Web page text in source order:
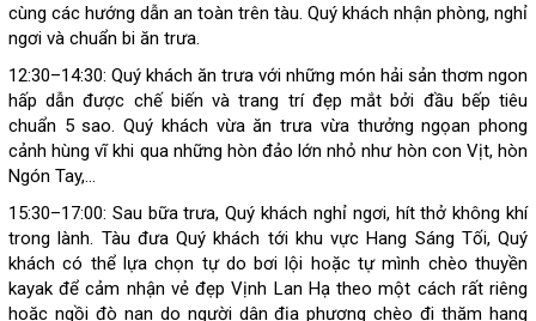
cùng các hướng dẫn an toàn trên tàu. Quý khách nhận phòng, nghỉ
ngơi và chuẩn bi ăn trưa.
12:30–14:30: Quý khách ăn trưa với những món hải sản thơm ngon
hấp dẫn được chế biến và trang trí đẹp mắt bởi đầu bếp tiêu
chuẩn 5 sao. Quý khách vừa ăn trưa vừa thưởng ngọan phong
cảnh hùng vĩ khi qua những hòn đảo lớn nhỏ như hòn con Vịt, hòn
Ngón Tay,...
15:30–17:00: Sau bữa trưa, Quý khách nghỉ ngơi, hít thở không khí
trong lành. Tàu đưa Quý khách tới khu vực Hang Sáng Tối, Quý
khách có thể lựa chọn tự do bơi lội hoặc tự mình chèo thuyền
kayak để cảm nhận vẻ đẹp Vịnh Lan Hạ theo một cách rất riêng
hoặc ngồi đò nan do người dân địa phương chèo đi thăm hang